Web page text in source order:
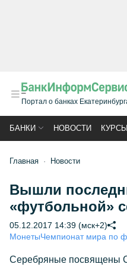
Портал о банках
БАНКИ НОВОСТИ
Главная Новости
Вышли
«футбольной»
05.12.2017 14:39 (мск+2)
МонетыЧемпионат мира по
Серебряные посвящены